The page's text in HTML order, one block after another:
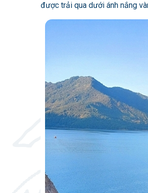
được trải qua dưới ánh nắng